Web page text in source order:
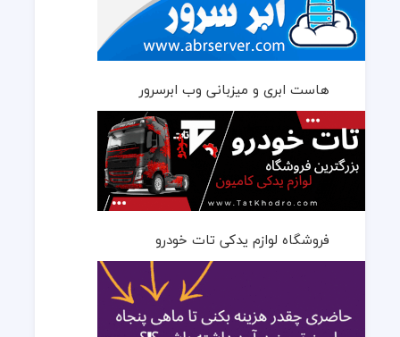
هاست ابری و میزبانی وب ابرسرور
فروشگاه لوازم یدکی تات خودرو